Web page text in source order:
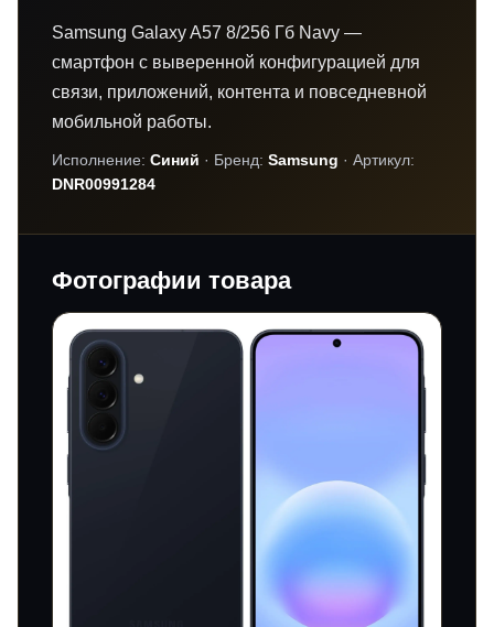
Samsung Galaxy A57 8/256 Гб Navy —
смартфон с выверенной конфигурацией для
связи, приложений, контента и повседневной
мобильной работы.
Исполнение: Синий · Бренд: Samsung · Артикул:
DNR00991284
Фотографии товара